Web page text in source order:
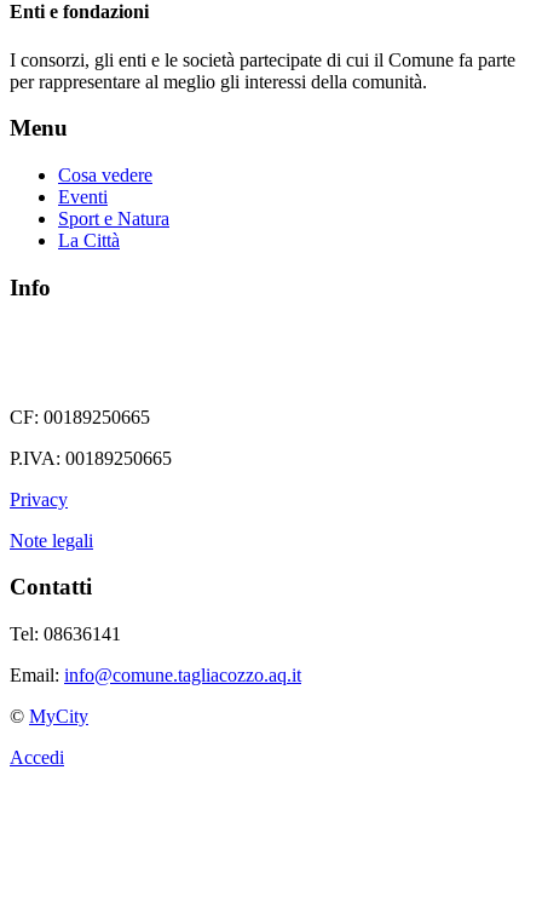
Enti e fondazioni
I consorzi, gli enti e le società partecipate di cui il Comune fa parte
per rappresentare al meglio gli interessi della comunità.
Menu
Cosa vedere
Eventi
Sport e Natura
La Città
Info
CF: 00189250665
P.IVA: 00189250665
Privacy
Note legali
Contatti
Tel: 08636141
Email: info@comune.tagliacozzo.aq.it
© MyCity
Accedi